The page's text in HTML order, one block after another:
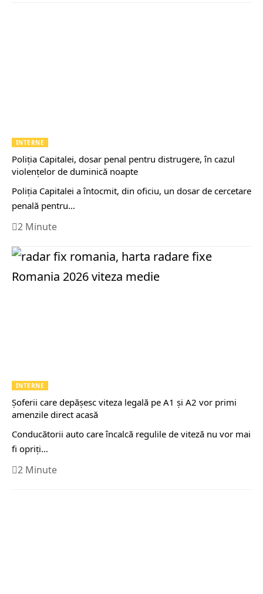
INTERNE
Poliţia Capitalei, dosar penal pentru distrugere, în cazul
violenţelor de duminică noapte
Poliţia Capitalei a întocmit, din oficiu, un dosar de cercetare
penală pentru…
2 Minute
INTERNE
Șoferii care depășesc viteza legală pe A1 și A2 vor primi
amenzile direct acasă
Conducătorii auto care încalcă regulile de viteză nu vor mai
fi opriți…
2 Minute